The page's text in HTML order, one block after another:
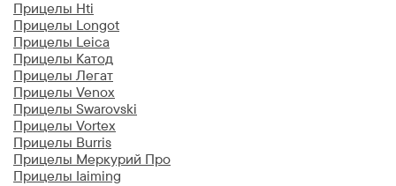
Прицелы Hti
Прицелы Longot
Прицелы Leica
Прицелы Катод
Прицелы Легат
Прицелы Venox
Прицелы Swarovski
Прицелы Vortex
Прицелы Burris
Прицелы Меркурий Про
Прицелы Iaiming